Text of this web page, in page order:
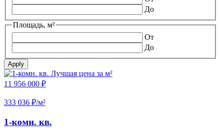
До
Площадь, м²
От
До
Apply
Лучшая цена за м²
11 956 000 ₽
333 036 ₽/м²
1-комн. кв.